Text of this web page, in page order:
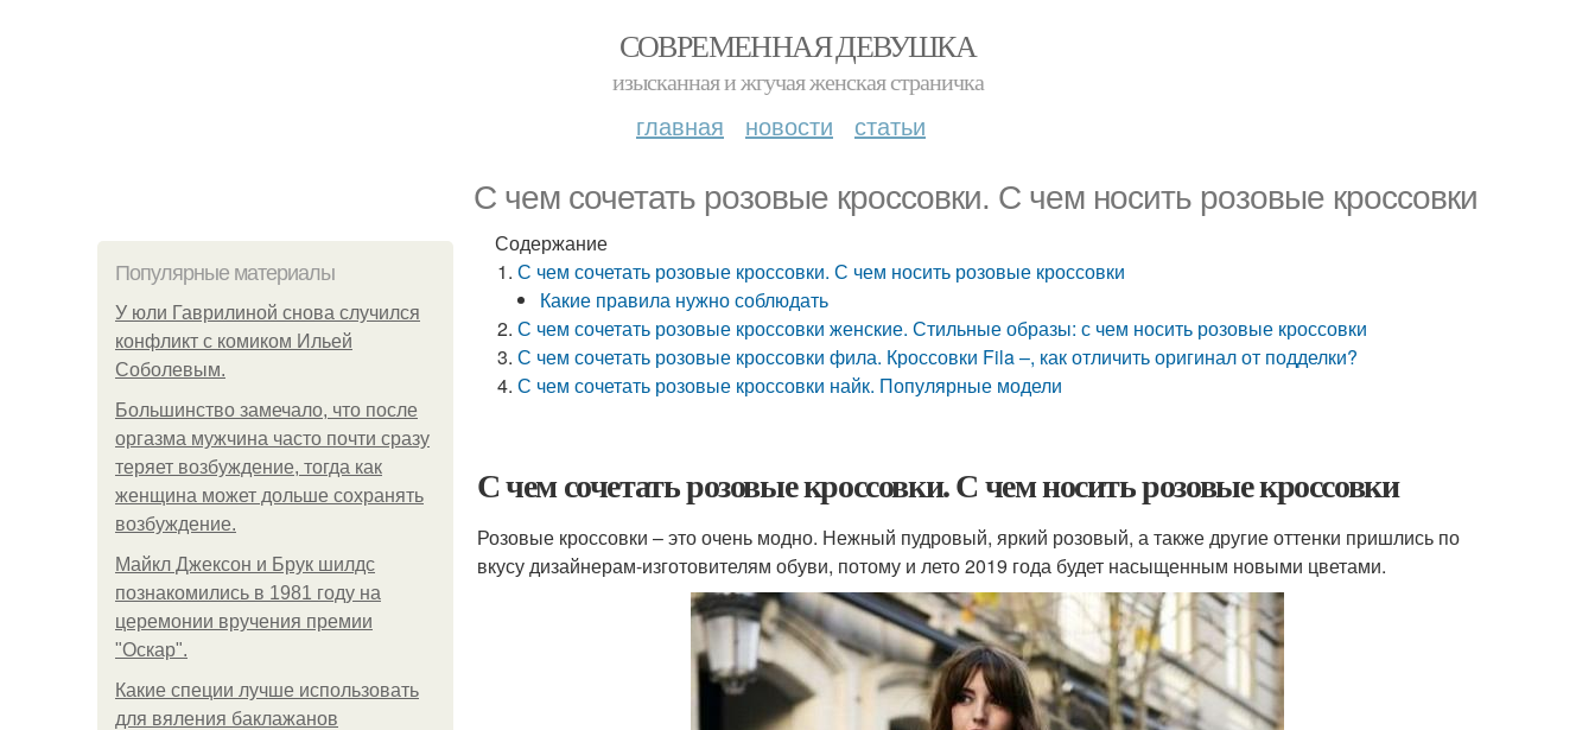
СОВРЕМЕННАЯ ДЕВУШКА
изысканная и жгучая женская страничка
главная новости статьи
С чем сочетать розовые кроссовки. С чем носить розовые кроссовки
Популярные материалы
У юли Гаврилиной снова случился
конфликт с комиком Ильей
Соболевым.
Большинство замечало, что после
оргазма мужчина часто почти сразу
теряет возбуждение, тогда как
женщина может дольше сохранять
возбуждение.
Майкл Джексон и Брук шилдс
познакомились в 1981 году на
церемонии вручения премии
"Оскар".
Какие специи лучше использовать
для вяления баклажанов
Содержание
С чем сочетать розовые кроссовки. С чем носить розовые кроссовки
Какие правила нужно соблюдать
С чем сочетать розовые кроссовки женские. Стильные образы: с чем носить розовые кроссовки
С чем сочетать розовые кроссовки фила. Кроссовки Fila –, как отличить оригинал от подделки?
С чем сочетать розовые кроссовки найк. Популярные модели
С чем сочетать розовые кроссовки. С чем носить розовые кроссовки
Розовые кроссовки – это очень модно. Нежный пудровый, яркий розовый, а также другие оттенки пришлись по
вкусу дизайнерам-изготовителям обуви, потому и лето 2019 года будет насыщенным новыми цветами.